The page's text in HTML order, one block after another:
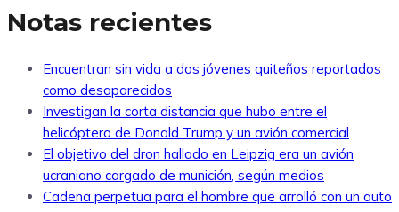
Notas recientes
Encuentran sin vida a dos jóvenes quiteños reportados
como desaparecidos
Investigan la corta distancia que hubo entre el
helicóptero de Donald Trump y un avión comercial
El objetivo del dron hallado en Leipzig era un avión
ucraniano cargado de munición, según medios
Cadena perpetua para el hombre que arrolló con un auto